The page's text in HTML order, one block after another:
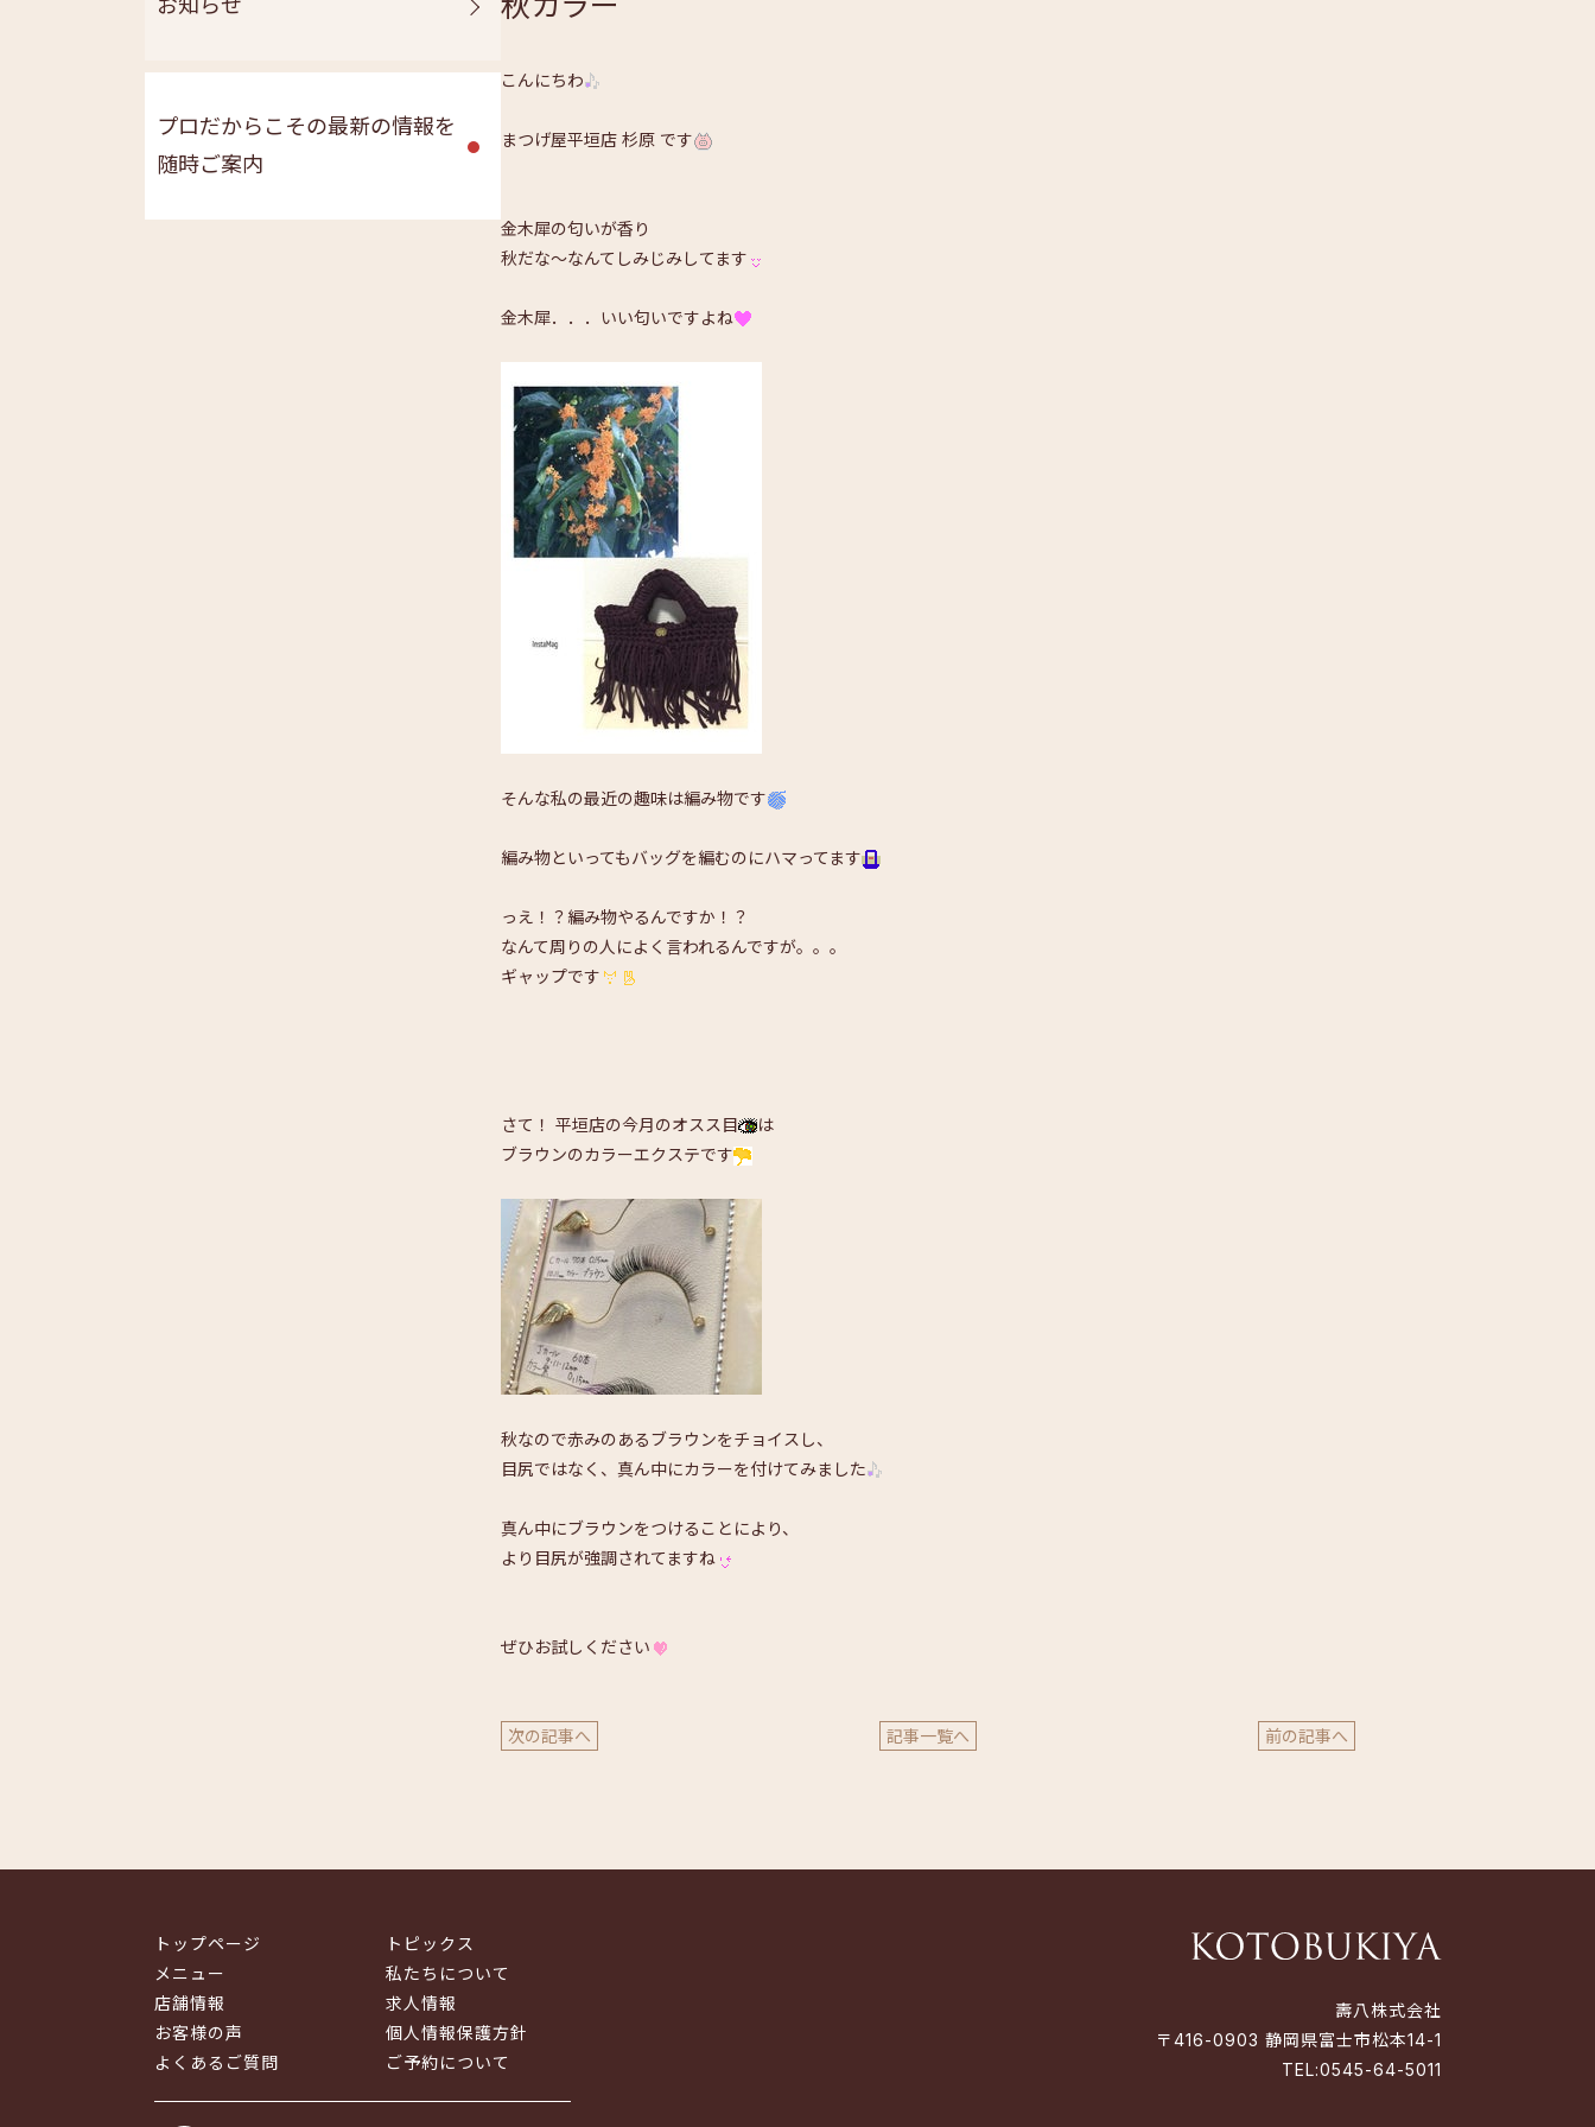
お知らせ
プロだからこその最新の情報を
随時ご案内
こんにちわ
まつげ屋平垣店 杉原 です
金木犀の匂いが香り
秋だな～なんてしみじみしてます
金木犀．．．いい匂いですよね
そんな私の最近の趣味は編み物です
編み物といってもバッグを編むのにハマってます
っえ！？編み物やるんですか！？
なんて周りの人によく言われるんですが。。。
ギャップです
さて！ 平垣店の今月のオスス目
は
ブラウンのカラーエクステです
秋なので赤みのあるブラウンをチョイスし、
目尻ではなく、真ん中にカラーを付けてみました
真ん中にブラウンをつけることにより、
より目尻が強調されてますね
ぜひお試しください
次の記事へ 記事一覧へ 前の記事へ
トップページ
メニュー
店舗情報
お客様の声
よくあるご質問
トピックス
私たちについて
求人情報
個人情報保護方針
ご予約について
壽八株式会社
〒416-0903 静岡県富士市松本14-1
TEL:0545-64-5011